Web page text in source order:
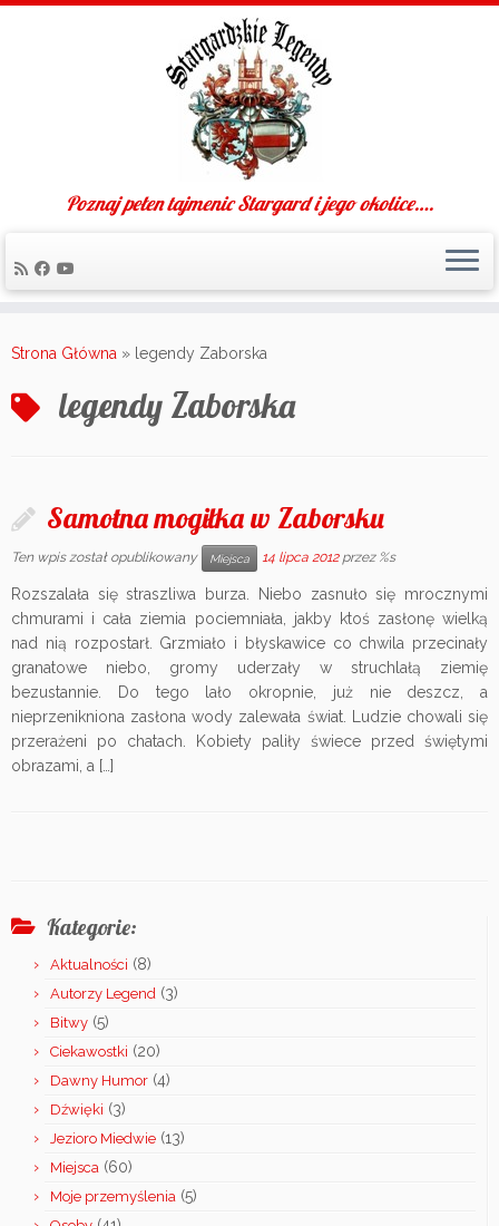
to
Poznaj pełen tajmenic Stargard i jego okolice….
Strona Główna » legendy Zaborska
legendy Zaborska
Samotna mogiłka w Zaborsku
Ten wpis został opublikowany Miejsca 14 lipca 2012 przez %s
Rozszalała się straszliwa burza. Niebo zasnuło się mrocznymi
chmurami i cała ziemia pociemniała, jakby ktoś zasłonę wielką
nad nią rozpostarł. Grzmiało i błyskawice co chwila przecinały
granatowe niebo, gromy uderzały w struchlałą ziemię
bezustannie. Do tego lało okropnie, już nie deszcz, a
nieprzenikniona zasłona wody zalewała świat. Ludzie chowali się
przerażeni po chatach. Kobiety paliły świece przed świętymi
obrazami, a […]
Kategorie:
Aktualności (8)
Autorzy Legend (3)
Bitwy (5)
Ciekawostki (20)
Dawny Humor (4)
Dźwięki (3)
Jezioro Miedwie (13)
Miejsca (60)
Moje przemyślenia (5)